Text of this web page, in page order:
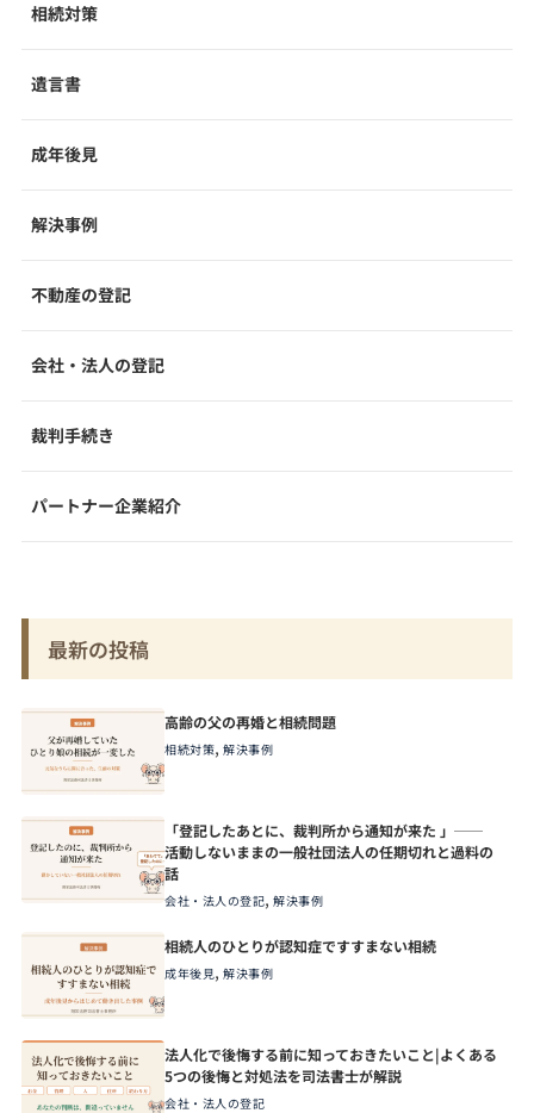
相続対策
遺言書
成年後見
解決事例
不動産の登記
会社・法人の登記
裁判手続き
パートナー企業紹介
最新の投稿
高齢の父の再婚と相続問題
相続対策, 解決事例
「登記したあとに、裁判所から通知が来た 」──
活動しないままの一般社団法人の任期切れと過料の
話
会社・法人の登記, 解決事例
相続人のひとりが認知症ですすまない相続
成年後見, 解決事例
法人化で後悔する前に知っておきたいこと|よくある
5つの後悔と対処法を司法書士が解説
会社・法人の登記